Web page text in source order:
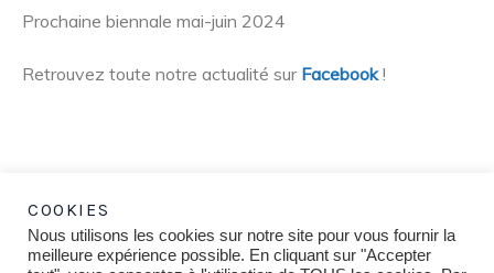
Prochaine biennale mai-juin 2024
Retrouvez toute notre actualité sur Facebook!
COOKIES
Nous utilisons les cookies sur notre site pour vous fournir la
meilleure expérience possible. En cliquant sur "Accepter